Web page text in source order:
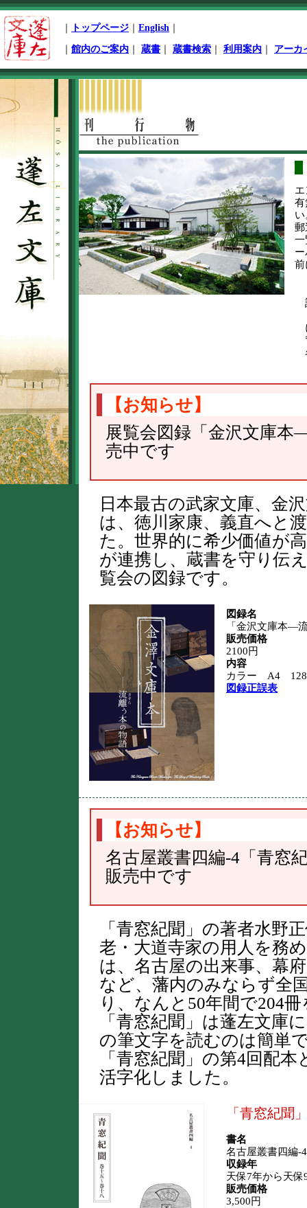
ペ
ー
ジ
先
頭
トップページ English
館内のご案内 蔵書 蔵書検索 利用案内 アーカ
開
始
有
郵
一
前
【お知らせ】
展覧会図録「金沢文庫
売中です
日本最古の武家文庫、金
は、徳川家康、義直へと
た。世界的に希少価値が
が連携し、蔵書を守り伝
覧会の図録です。
図録名
「金沢文庫本―
販売価格
2100円
内容
カラー A4
図録正誤表
【お知らせ】
名古屋叢書四編-4「青窓
販売中です
「青窓紀聞」の著者水野
老・大道寺家の用人を務
は、名古屋の出来事、幕
など、藩内のみならず全
り、なんと50年間で204
「青窓紀聞」は蓬󠄀左文庫
の筆文字を読むのは簡単
「青窓紀聞」の第4回配
活字化しました。
「青窓紀聞
書名
名古屋叢書四編-
収録年
天保7年から天保
販売価格
3,500円